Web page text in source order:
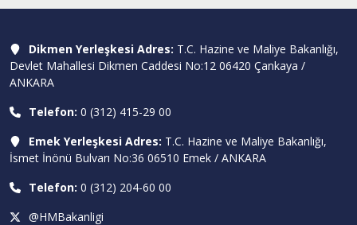
Dikmen Yerleşkesi Adres: T.C. Hazine ve Maliye Bakanlığı,
Devlet Mahallesi Dikmen Caddesi No:12 06420 Çankaya /
ANKARA
Telefon: 0 (312) 415-29 00
Emek Yerleşkesi Adres: T.C. Hazine ve Maliye Bakanlığı,
İsmet İnönü Bulvarı No:36 06510 Emek / ANKARA
Telefon: 0 (312) 204-60 00
@HMBakanligi